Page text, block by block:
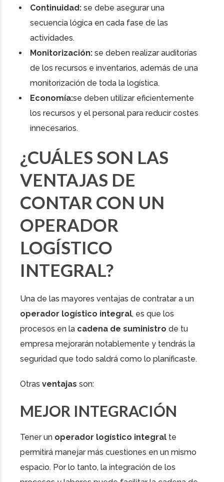
Continuidad: se debe asegurar una
secuencia lógica en cada fase de las
actividades.
Monitorización: se deben realizar auditorías
de los recursos e inventarios, además de una
monitorización de toda la logística.
Economía:se deben utilizar eficientemente
los recursos y el personal para reducir costes
innecesarios.
¿CUÁLES SON LAS
VENTAJAS DE
CONTAR CON UN
OPERADOR
LOGÍSTICO
INTEGRAL?
Una de las mayores ventajas de contratar a un
operador logístico integral, es que los
procesos en la cadena de suministro de tu
empresa mejorarán notablemente y tendrás la
seguridad que todo saldrá como lo planificaste.
Otras ventajas son:
MEJOR INTEGRACIÓN
Tener un operador logístico integral te
permitirá manejar más cuestiones en un mismo
espacio. Por lo tanto, la integración de los